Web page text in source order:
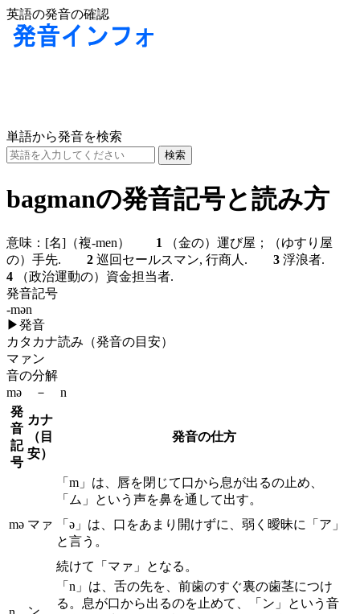
英語の発音の確認
単語から発音を検索
bagmanの発音記号と読み方
意味： [名] （複-men） 1
（金の）運び屋；（ゆすり屋
の）手先. 2 巡回セールスマン, 行商人. 3 浮浪者.
4 （政治運動の）資金担当者.
発音記号
-mən
▶発音
カタカナ読み（発音の目安）
マァン
音の分解
mə － n
発
音
記
号
カナ
（目
安）
発音の仕方
mə マァ
「m」は、唇を閉じて口から息が出るの止め、
「ム」という声を鼻を通して出す。
「ə」は、口をあまり開けずに、弱く曖昧に「ア」
と言う。
続けて「マァ」となる。
ン
「n」は、舌の先を、前歯のすぐ裏の歯茎につけ
る。息が口から出るのを止めて、「ン」という音